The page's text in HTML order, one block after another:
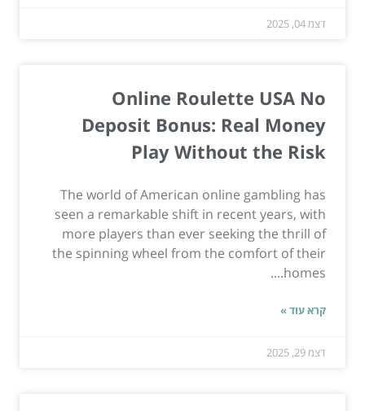
דצמ 04, 2025
Online Roulette USA No
Deposit Bonus: Real Money
Play Without the Risk
The world of American online gambling has
seen a remarkable shift in recent years, with
more players than ever seeking the thrill of
the spinning wheel from the comfort of their
homes....
קרא עוד »
דצמ 29, 2025